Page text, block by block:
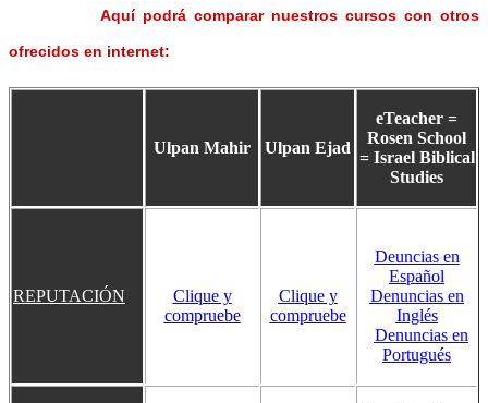
Aquí podrá comparar nuestros cursos con otros
ofrecidos en internet:
Ulpan Mahir Ulpan Ejad
eTeacher =
Rosen School
= Israel Biblical
Studies
REPUTACIÓN
Clique y
compruebe
Clique y
compruebe
Deuncias en
Español
Denuncias en
Inglés
Denuncias en
Portugués